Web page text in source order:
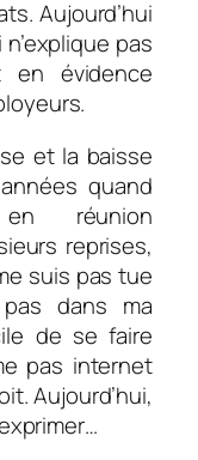
Aujourd’hui
pas
en évidence
et la baisse
quand
réunion
reprises,
suis pas tue
pas dans ma
de se faire
pas internet
Aujourd’hui,